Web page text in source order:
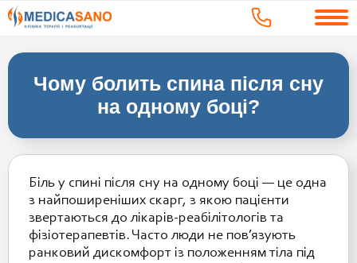
Чому болить спина після сну
на одному боці?
Біль у спині після сну на одному боці — це одна
з найпоширеніших скарг, з якою пацієнти
звертаються до лікарів-реабілітологів та
фізіотерапевтів. Часто люди не пов’язують
ранковий дискомфорт із положенням тіла під